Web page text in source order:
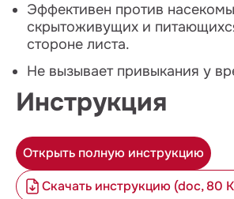
Эффективен против
скрытоживущих и
стороне листа.
Не вызывает привыкания у
Инструкция
Открыть полную инструкцию
Скачать инструкцию (doc, 80